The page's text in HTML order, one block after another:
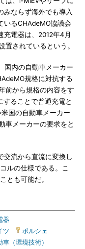
みならず海外でも導入
いるCHAdeMO協議会
充電器は、2012年4月
置されているという。
内の自動車メーカー
規格に対抗する
前から規格の内容をす
することで普通充電と
国の自動車メーカー
車メーカーの要求をと
流から直流に変換し
ルの仕様である。こ
とも可能だ。
器
ツ ポルシェ
車（環境技術）